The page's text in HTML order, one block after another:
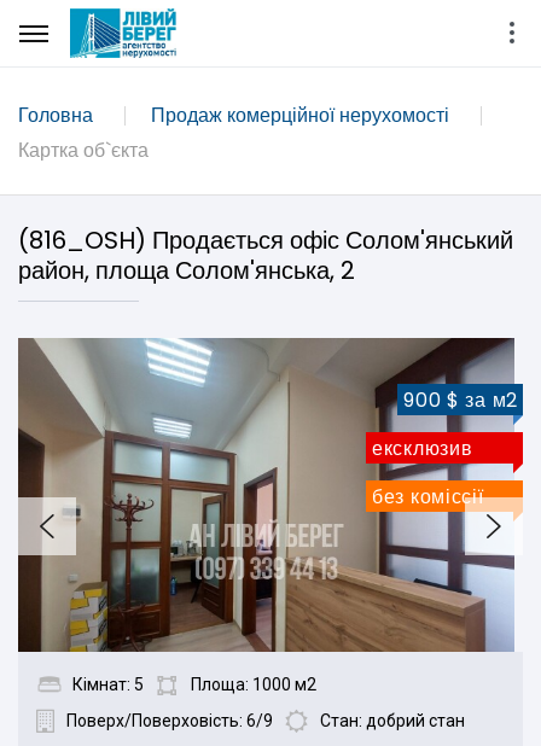
Головна
Продаж комерційної нерухомості
Картка об`єкта
(816_OSH) Продається офіс Солом'янський
район, площа Солом'янська, 2
900 $ за м2
ексклюзив
без коміссії
Кімнат: 5
Площа: 1000 м2
Поверх/Поверховість: 6/9
Стан: добрий стан